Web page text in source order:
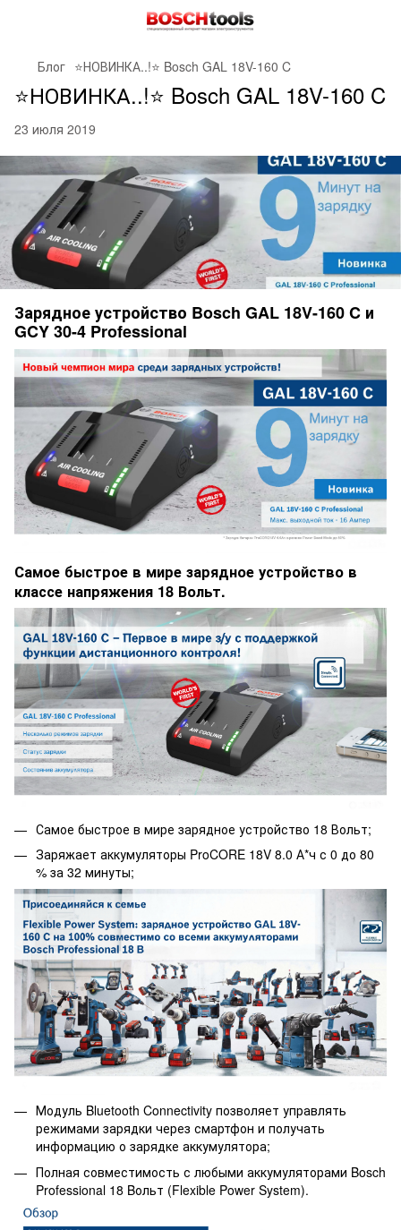
Блог ⭐️НОВИНКА..!⭐️ Bosch GAL 18V-160 C
⭐️НОВИНКА..!⭐️ Bosch GAL 18V-160 C
23 июля 2019
Зарядное устройство Bosch GAL 18V-160 C и
GCY 30-4 Professional
Самое быстрое в мире зарядное устройство в
классе напряжения 18 Вольт.
Самое быстрое в мире зарядное устройство 18 Вольт;
Заряжает аккумуляторы ProCORE 18V 8.0 А*ч с 0 до 80
% за 32 минуты;
Модуль Bluetooth Connectivity позволяет управлять
режимами зарядки через смартфон и получать
информацию о зарядке аккумулятора;
Полная совместимость с любыми аккумуляторами Bosch
Professional 18 Bольт (Flexible Power System).